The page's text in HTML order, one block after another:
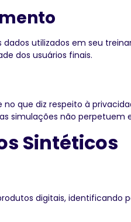
utilizados em seu
dos usuários finais.
que diz respeito à
simulações não perpetuem
Sintéticos
digitais, identificando